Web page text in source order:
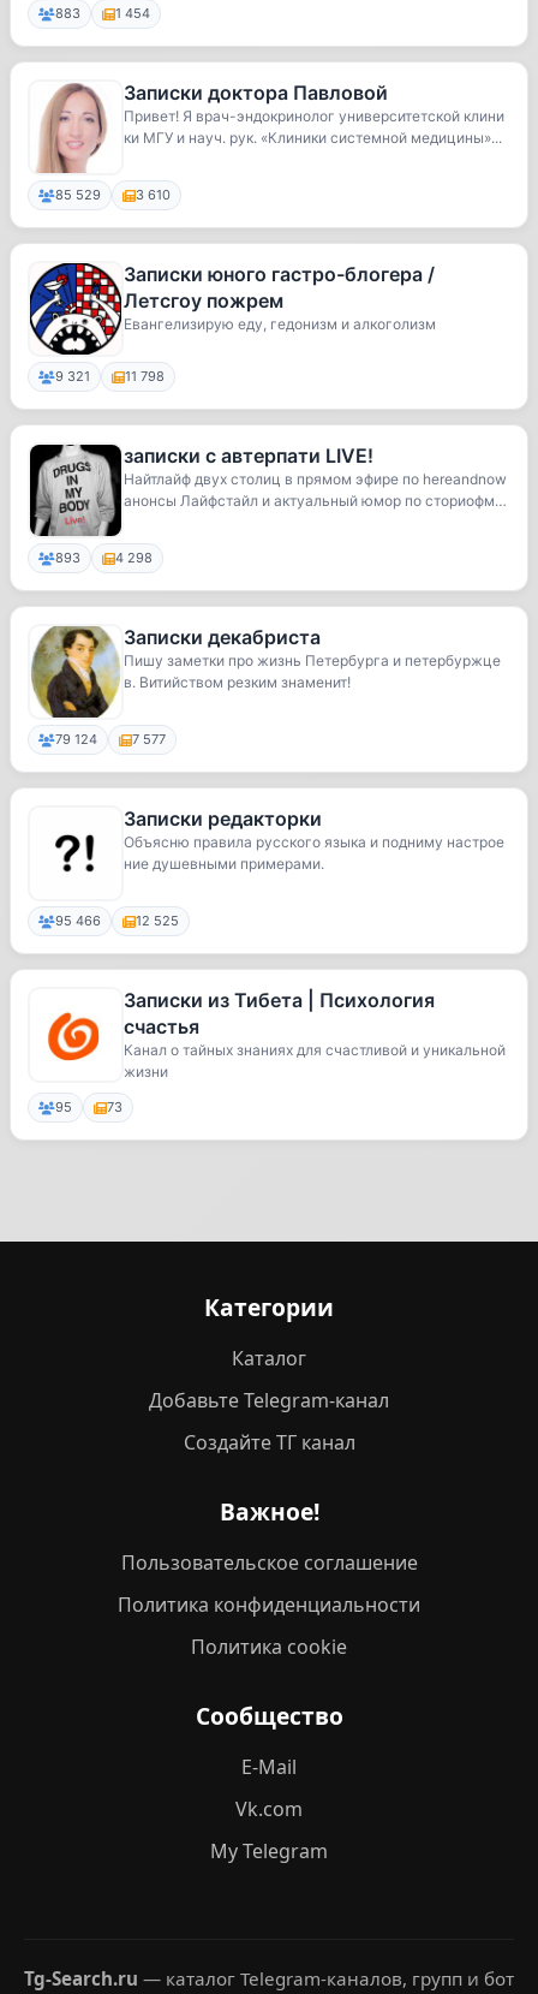
883 1 454
Записки доктора Павловой
Привет! Я врач-эндокринолог университетской клини
ки МГУ и науч. рук. «Клиники системной медицины»...
85 529 3 610
Записки юного гастро-блогера /
Летсгоу пожрем
Евангелизирую еду, гедонизм и алкоголизм
9 321 11 798
записки с автерпати LIVE!
Найтлайф двух столиц в прямом эфире по hereandnow
анонсы Лайфстайл и актуальный юмор по сториофм
893 4 298
Записки декабриста
Пишу заметки про жизнь Петербурга и петербуржце
в. Витийством резким знаменит!
79 124 7 577
Записки редакторки
Объясню правила русского языка и подниму настрое
ние душевными примерами.
95 466 12 525
Записки из Тибета | Психология
счастья
Канал о тайных знаниях для счастливой и уникальной
жизни
95 73
Категории
Каталог
Добавьте Telegram-канал
Создайте ТГ канал
Важное!
Пользовательское соглашение
Политика конфиденциальности
Политика cookie
Сообщество
E-Mail
Vk.com
My Telegram
Tg-Search.ru — каталог Telegram-каналов, групп и бот